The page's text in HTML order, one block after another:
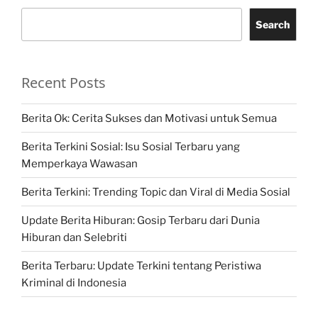
Search
Recent Posts
Berita Ok: Cerita Sukses dan Motivasi untuk Semua
Berita Terkini Sosial: Isu Sosial Terbaru yang
Memperkaya Wawasan
Berita Terkini: Trending Topic dan Viral di Media Sosial
Update Berita Hiburan: Gosip Terbaru dari Dunia
Hiburan dan Selebriti
Berita Terbaru: Update Terkini tentang Peristiwa
Kriminal di Indonesia